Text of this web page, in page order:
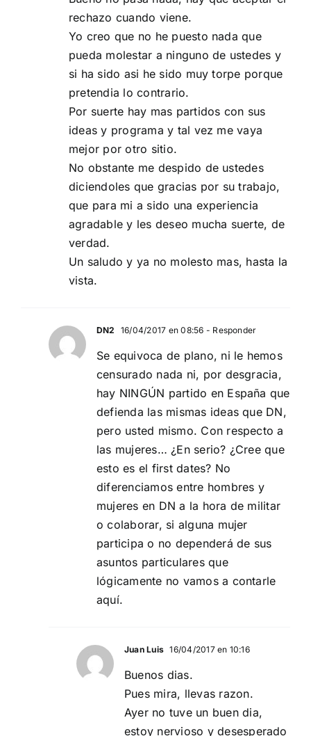
rechazo cuando viene.
Yo creo que no he puesto nada que
pueda molestar a ninguno de ustedes y
si ha sido asi he sido muy torpe porque
pretendia lo contrario.
Por suerte hay mas partidos con sus
ideas y programa y tal vez me vaya
mejor por otro sitio.
No obstante me despido de ustedes
diciendoles que gracias por su trabajo,
que para mi a sido una experiencia
agradable y les deseo mucha suerte, de
verdad.
Un saludo y ya no molesto mas, hasta la
vista.
DN2 16/04/2017 en 08:56 - Responder
Se equivoca de plano, ni le hemos
censurado nada ni, por desgracia,
hay NINGÚN partido en España que
defienda las mismas ideas que DN,
pero usted mismo. Con respecto a
las mujeres… ¿En serio? ¿Cree que
esto es el first dates? No
diferenciamos entre hombres y
mujeres en DN a la hora de militar
o colaborar, si alguna mujer
participa o no dependerá de sus
asuntos particulares que
lógicamente no vamos a contarle
aquí.
Juan Luis 16/04/2017 en 10:16
Buenos dias.
Pues mira, llevas razon.
Ayer no tuve un buen dia,
estoy nervioso y desesperado